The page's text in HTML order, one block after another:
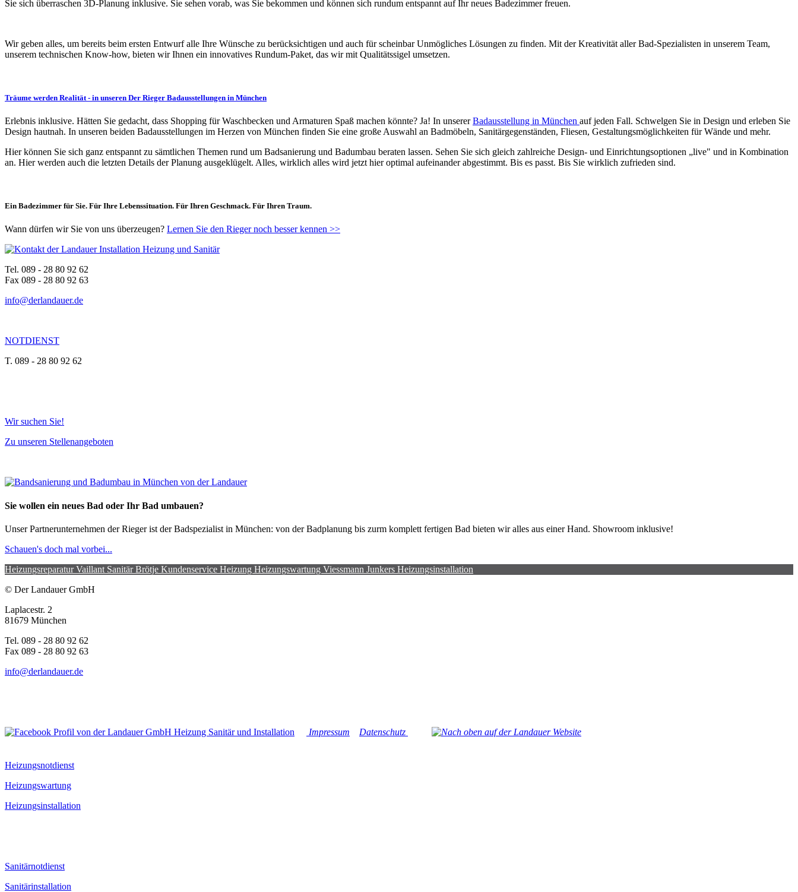
Sie sich überraschen 3D-Planung inklusive. Sie sehen vorab, was Sie bekommen und können sich rundum entspannt auf Ihr neues Badezimmer freuen.
Wir geben alles, um bereits beim ersten Entwurf alle Ihre Wünsche zu berücksichtigen und auch für scheinbar Unmögliches Lösungen zu finden. Mit der Kreativität aller Bad-Spezialisten in unserem Team,
unserem technischen Know-how, bieten wir Ihnen ein innovatives Rundum-Paket, das wir mit Qualitätssigel umsetzen.
Träume werden Realität - in unseren Der Rieger Badausstellungen in München
Erlebnis inklusive. Hätten Sie gedacht, dass Shopping für Waschbecken und Armaturen Spaß machen könnte? Ja! In unsererBadausstellung in München auf jeden Fall. Schwelgen Sie in Design und erleben Sie
Design hautnah. In unseren beiden Badausstellungen im Herzen von München finden Sie eine große Auswahl an Badmöbeln, Sanitärgegenständen, Fliesen, Gestaltungsmöglichkeiten für Wände und mehr.
Hier können Sie sich ganz entspannt zu sämtlichen Themen rund um Badsanierung und Badumbau beraten lassen. Sehen Sie sich gleich zahlreiche Design- und Einrichtungsoptionen „live" und in Kombination
an. Hier werden auch die letzten Details der Planung ausgeklügelt. Alles, wirklich alles wird jetzt hier optimal aufeinander abgestimmt. Bis es passt. Bis Sie wirklich zufrieden sind.
Ein Badezimmer für Sie. Für Ihre Lebenssituation. Für Ihren Geschmack. Für Ihren Traum.
Wann dürfen wir Sie von uns überzeugen? Lernen Sie den Rieger noch besser kennen >>
Tel. 089 - 28 80 92 62
Fax 089 - 28 80 92 63
info@derlandauer.de
NOTDIENST
T. 089 - 28 80 92 62
Wir suchen Sie!
Zu unseren Stellenangeboten
Sie wollen ein neues Bad oder Ihr Bad umbauen?
Unser Partnerunternehmen der Rieger ist der Badspezialist in München: von der Badplanung bis zurm komplett fertigen Bad bieten wir alles aus einer Hand. Showroom inklusive!
Schauen's doch mal vorbei...
HeizungsreparaturVaillant SanitärBrötje Kundenservice Heizung Heizungswartung Viessmann Junkers Heizungsinstallation
© Der Landauer GmbH
Laplacestr. 2
81679 München
Tel. 089 - 28 80 92 62
Fax 089 - 28 80 92 63
info@derlandauer.de
Impressum Datenschutz
Heizungsnotdienst
Heizungswartung
Heizungsinstallation
Sanitärnotdienst
Sanitärinstallation